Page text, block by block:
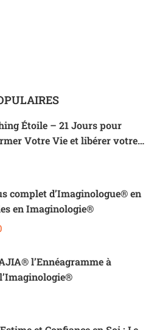
Étoile – 21 Jours pour
Votre Vie et libérer votre
complet d’Imaginologue® en
en Imaginologie®
l’Ennéagramme à